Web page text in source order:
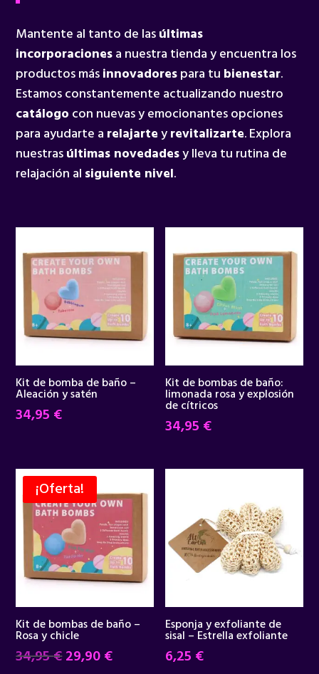
Mantente al tanto de lasúltimas
incorporacionesa nuestra tienda y encuentra los
productos másinnovadorespara tu bienestar.
Estamos constantemente actualizando nuestro
catálogo con nuevas y emocionantes opciones
para ayudarte a relajarteyrevitalizarte. Explora
nuestrasúltimas novedadesy lleva tu rutina de
relajación al siguiente nivel.
Kit de bomba de baño –
Aleación y satén
34,95 €
Kit de bombas de baño:
limonada rosa y explosión
de cítricos
34,95 €
¡Oferta!
Kit de bombas de baño –
Rosa y chicle
34,95€El
29,90€El
Esponja y exfoliante de
sisal – Estrella exfoliante
6,25 €